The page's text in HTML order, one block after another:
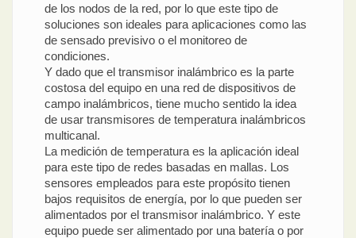
de los nodos de la red, por lo que este tipo de
soluciones son ideales para aplicaciones como las
de sensado previsivo o el monitoreo de
condiciones.
Y dado que el transmisor inalámbrico es la parte
costosa del equipo en una red de dispositivos de
campo inalámbricos, tiene mucho sentido la idea
de usar transmisores de temperatura inalámbricos
multicanal.
La medición de temperatura es la aplicación ideal
para este tipo de redes basadas en mallas. Los
sensores empleados para este propósito tienen
bajos requisitos de energía, por lo que pueden ser
alimentados por el transmisor inalámbrico. Y este
equipo puede ser alimentado por una batería o por